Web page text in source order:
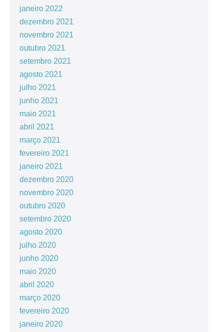
janeiro 2022
dezembro 2021
novembro 2021
outubro 2021
setembro 2021
agosto 2021
julho 2021
junho 2021
maio 2021
abril 2021
março 2021
fevereiro 2021
janeiro 2021
dezembro 2020
novembro 2020
outubro 2020
setembro 2020
agosto 2020
julho 2020
junho 2020
maio 2020
abril 2020
março 2020
fevereiro 2020
janeiro 2020